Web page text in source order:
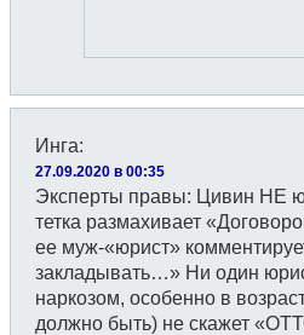
Инга:
27.09.2020 в 00:35
Эксперты правы: Цивин НЕ
тетка размахивает
ее муж-«юрист»
закладывать…» Ни один
наркозом, особенно в
должно быть) не скажет